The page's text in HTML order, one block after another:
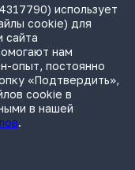
Ольгу
г.Тольятти Кознову
ИНН 7841290773
использует
cookie) для
сайта
нам
опыт, постоянно
«Подтвердить»,
cookie в
в нашей
.